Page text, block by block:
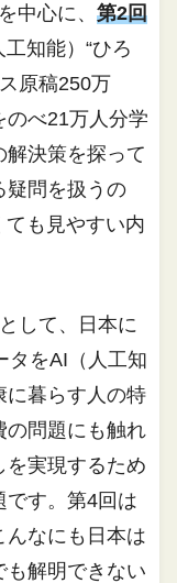
中心に、第2回
知能）“ひろ
原稿250万
のべ21万人分学
決策を探って
疑問を扱うの
も見やすい内
として、日本に
タをAI（人工知
に暮らす人の特
の問題にも触れ
を実現するため
です。第4回は
んなにも日本は
も解明できない